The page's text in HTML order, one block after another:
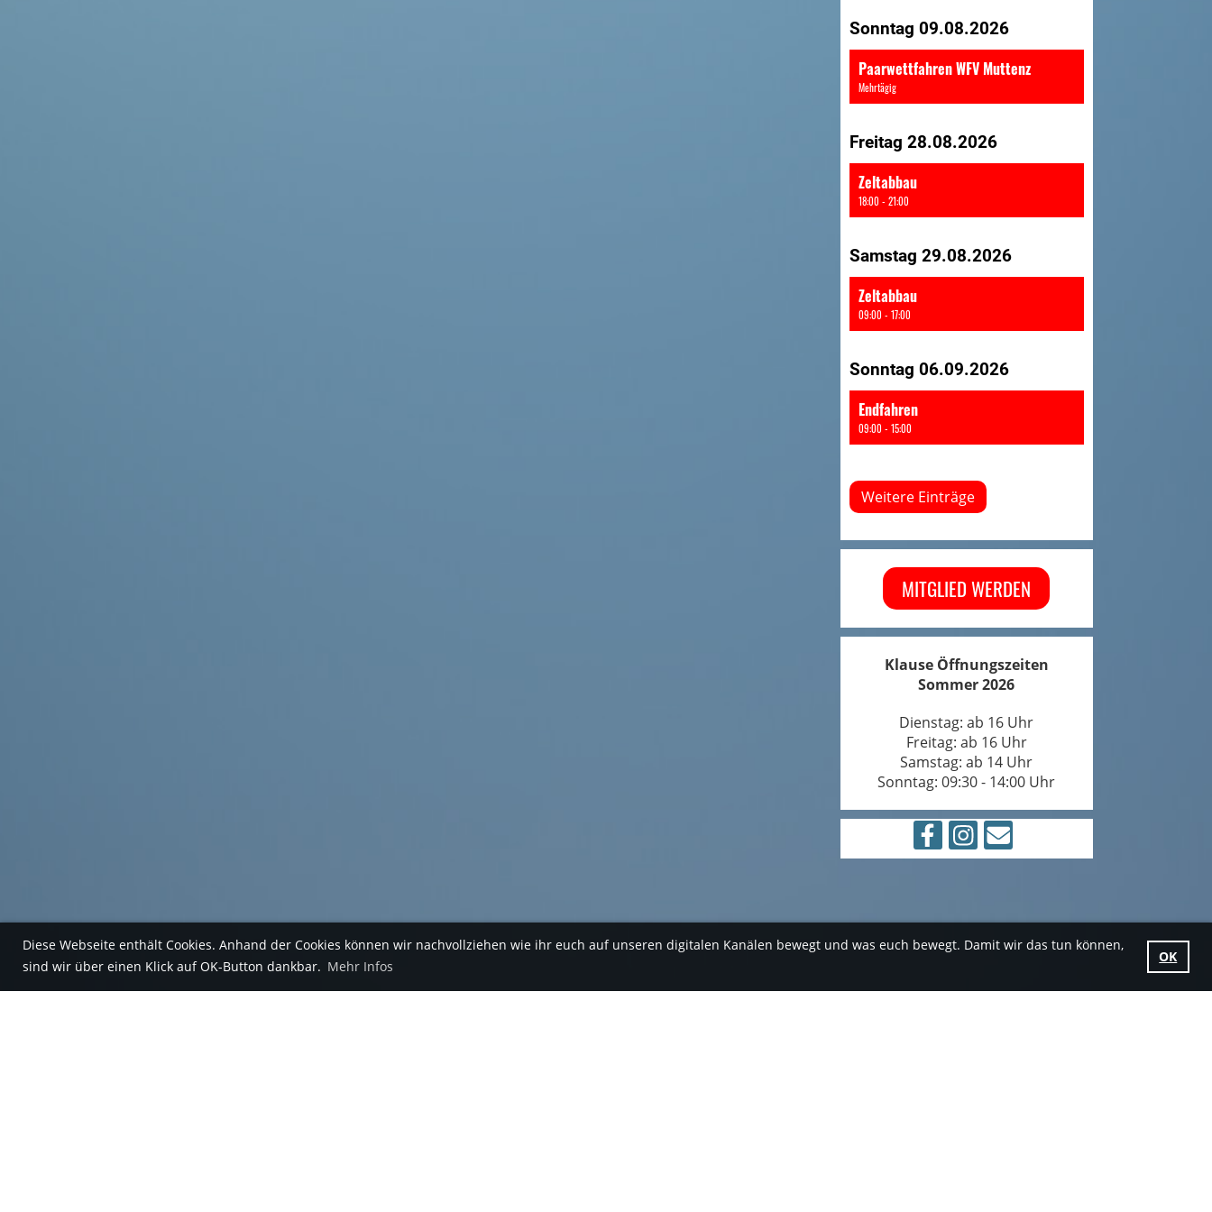
Diese Webseite enthält Cookies. Anhand der Cookies können wir nachvollziehen wie ihr euch auf unseren digitalen Kanälen bewegt und was euch bewegt. Damit wir das tun können,
sind wir über einen Klick auf OK-Button dankbar. Mehr Infos
OK
Sonntag 09.08.2026
Paarwettfahren WFV Muttenz
Mehrtägig
Freitag 28.08.2026
Zeltabbau
18:00 - 21:00
Samstag 29.08.2026
Zeltabbau
09:00 - 17:00
Sonntag 06.09.2026
Endfahren
09:00 - 15:00
Weitere Einträge
MITGLIED WERDEN
Klause Öffnungszeiten
Sommer 2026
Dienstag: ab 16 Uhr
Freitag: ab 16 Uhr
Samstag: ab 14 Uhr
Sonntag: 09:30 - 14:00 Uhr